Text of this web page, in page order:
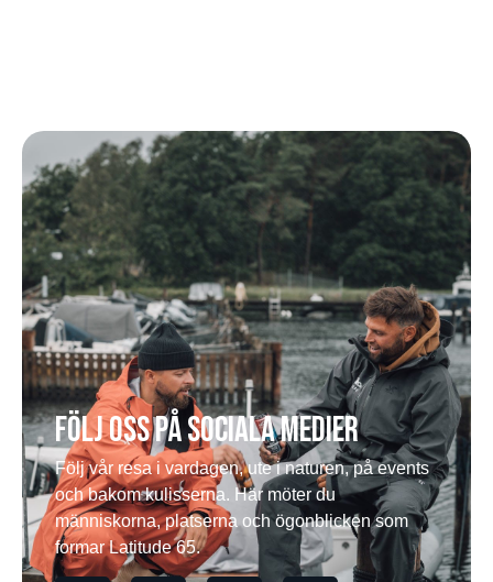
Följ oss på sociala medier
Följ vår resa i vardagen, ute i naturen, på events
och bakom kulisserna. Här möter du
människorna, platserna och ögonblicken som
formar Latitude 65.